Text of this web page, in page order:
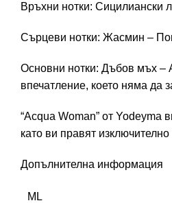
Връхни нотки: Сицилиански
Сърцеви нотки: Жасмин –
Основни нотки: Дъбов мъх –
впечатление, което няма да
“Acqua Woman” от Yodeyma
като ви правят изключително
Допълнителна информация
ML